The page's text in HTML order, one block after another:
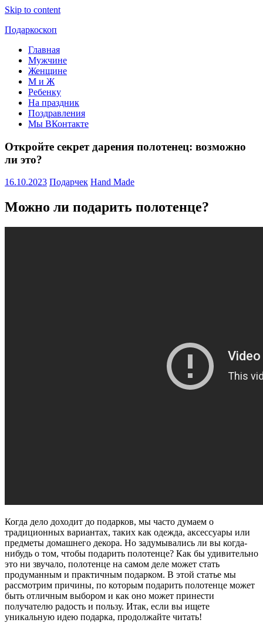
Skip to content
Подаркоскоп
Поможем
выбрать
подарить
Главная
Мужчине
Женщине
М и Ж
Ребенку
На праздник
Поздравления
Мы ВКонтакте
Откройте секрет дарения полотенец: возможно
ли это?
16.10.2023 Подарчек Hand Made
Можно ли подарить полотенце?
Когда дело доходит до подарков, мы часто думаем о
традиционных вариантах, таких как одежда, аксессуары или
предметы домашнего декора. Но задумывались ли вы когда-
нибудь о том, чтобы подарить полотенце? Как бы удивительно
это ни звучало, полотенце на самом деле может стать
продуманным и практичным подарком. В этой статье мы
рассмотрим причины, по которым подарить полотенце может
быть отличным выбором и как оно может принести
получателю радость и пользу. Итак, если вы ищете
уникальную идею подарка, продолжайте читать!